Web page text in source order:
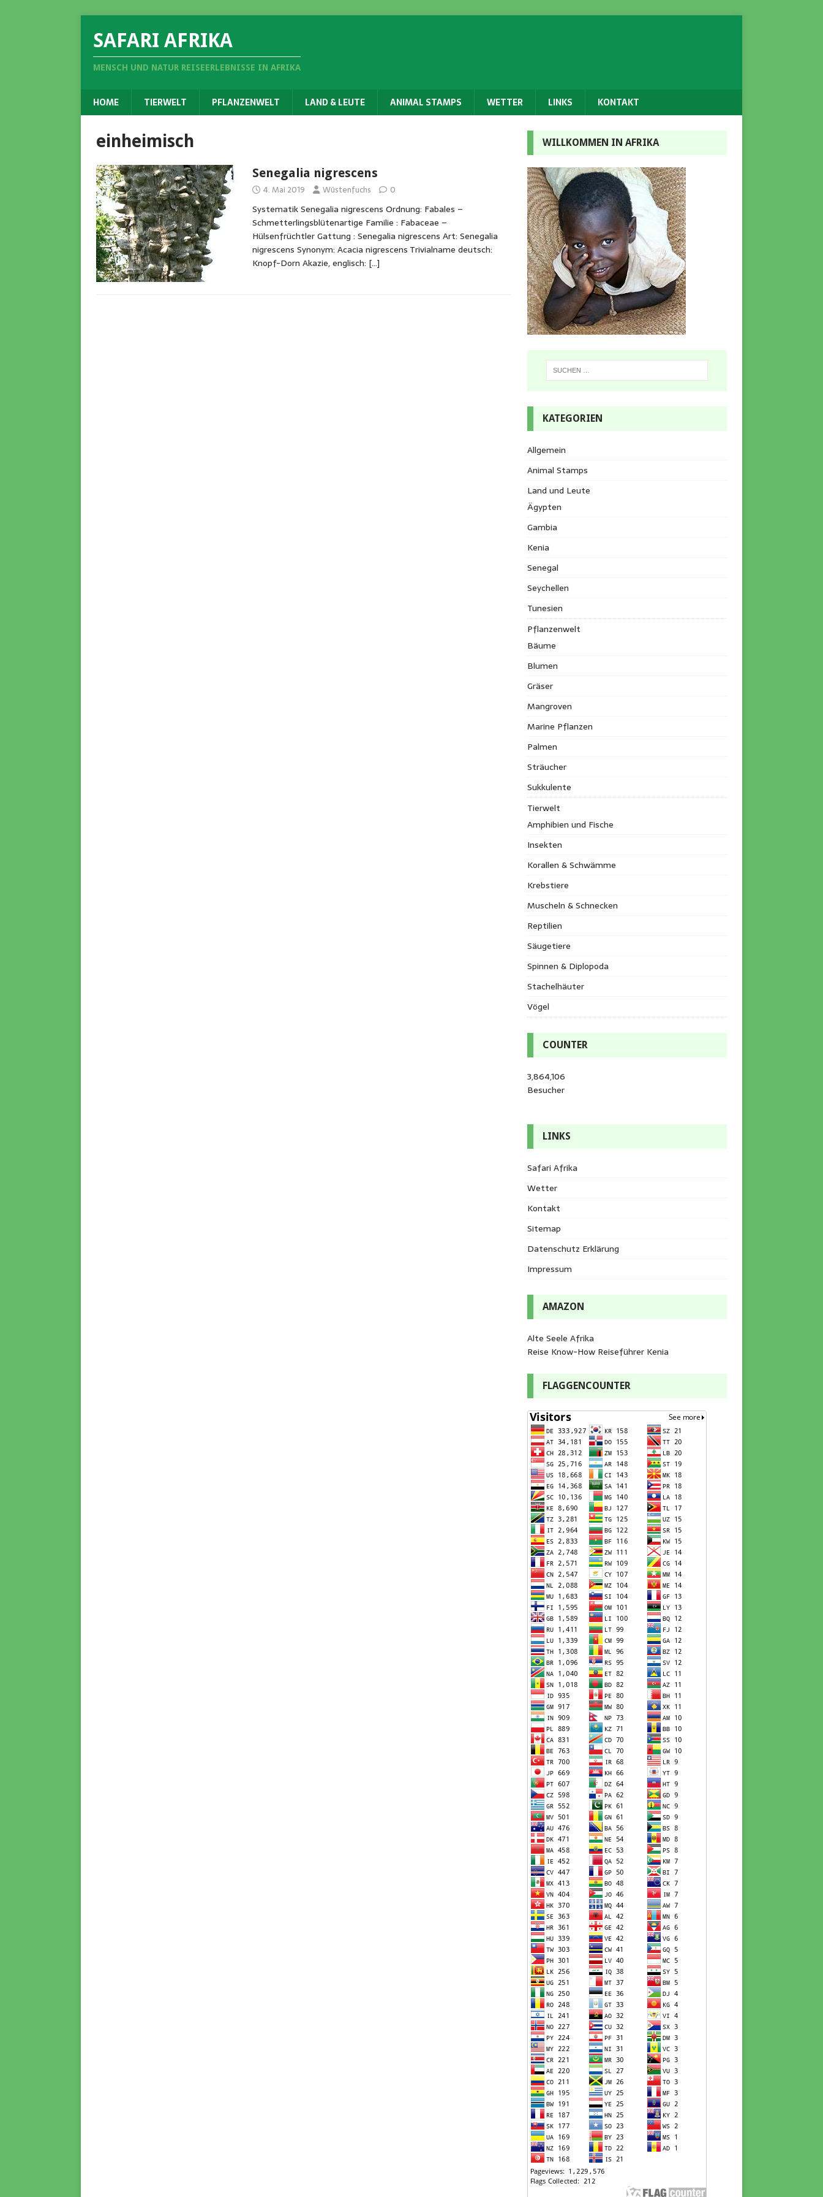
SAFARI AFRIKA
MENSCH UND NATUR REISEERLEBNISSE IN AFRIKA
HOME TIERWELT PFLANZENWELT LAND & LEUTE ANIMAL STAMPS WETTER LINKS KONTAKT
einheimisch
Senegalia nigrescens
4. Mai 2019 Wüstenfuchs 0
Systematik Senegalia nigrescens Ordnung: Fabales –
Schmetterlingsblütenartige Familie : Fabaceae –
Hülsenfrüchtler Gattung : Senegalia nigrescens Art: Senegalia
nigrescens Synonym: Acacia nigrescens Trivialname deutsch:
Knopf-Dorn Akazie, englisch: […]
WILLKOMMEN IN AFRIKA
KATEGORIEN
Allgemein
Animal Stamps
Land und Leute
Ägypten
Gambia
Kenia
Senegal
Seychellen
Tunesien
Pflanzenwelt
Bäume
Blumen
Gräser
Mangroven
Marine Pflanzen
Palmen
Sträucher
Sukkulente
Tierwelt
Amphibien und Fische
Insekten
Korallen & Schwämme
Krebstiere
Muscheln & Schnecken
Reptilien
Säugetiere
Spinnen & Diplopoda
Stachelhäuter
Vögel
COUNTER
3,864,106
Besucher
LINKS
Safari Afrika
Wetter
Kontakt
Sitemap
Datenschutz Erklärung
Impressum
AMAZON
Alte Seele Afrika
Reise Know-How Reiseführer Kenia
FLAGGENCOUNTER